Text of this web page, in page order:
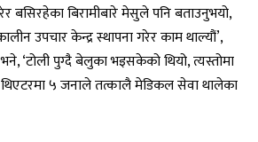
बसिरहेका बिरामीबारे मेसुले पनि बताउनुभयो,
उपचार केन्द्र स्थापना गरेर काम थाल्यौं’,
‘टोली पुग्दै बेलुका भइसकेको थियो, त्यस्तोमा
५ जनाले तत्कालै मेडिकल सेवा थालेका